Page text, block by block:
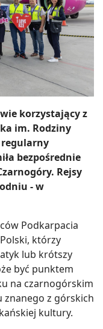
korzystający z
im. Rodziny
regularny
bezpośrednie
Rejsy
- w
Podkarpacia
którzy
lub krótszy
być punktem
na czarnogórskim
znanego z górskich
kultury.